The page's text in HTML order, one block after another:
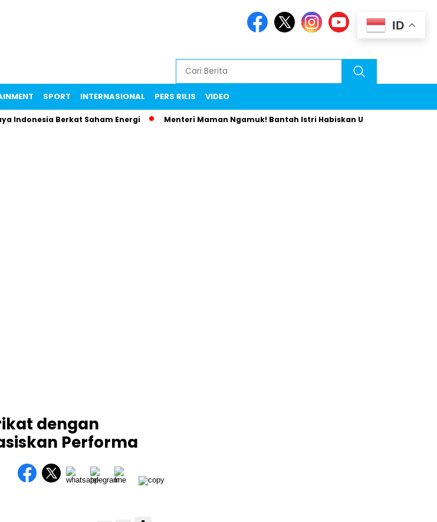
SPORT INTERNASIONAL PERS RILIS VIDEO
Berkat Saham Energi Menteri Maman Ngamuk! Bantah Istri Habiskan Uang Negara Liburan ke
dengan
Performa
ID